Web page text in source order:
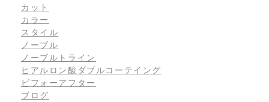
カット
カラー
スタイル
ノーブル
ノーブルトライン
ヒアルロン酸ダブルコーテイング
ビフォーアフター
ブログ